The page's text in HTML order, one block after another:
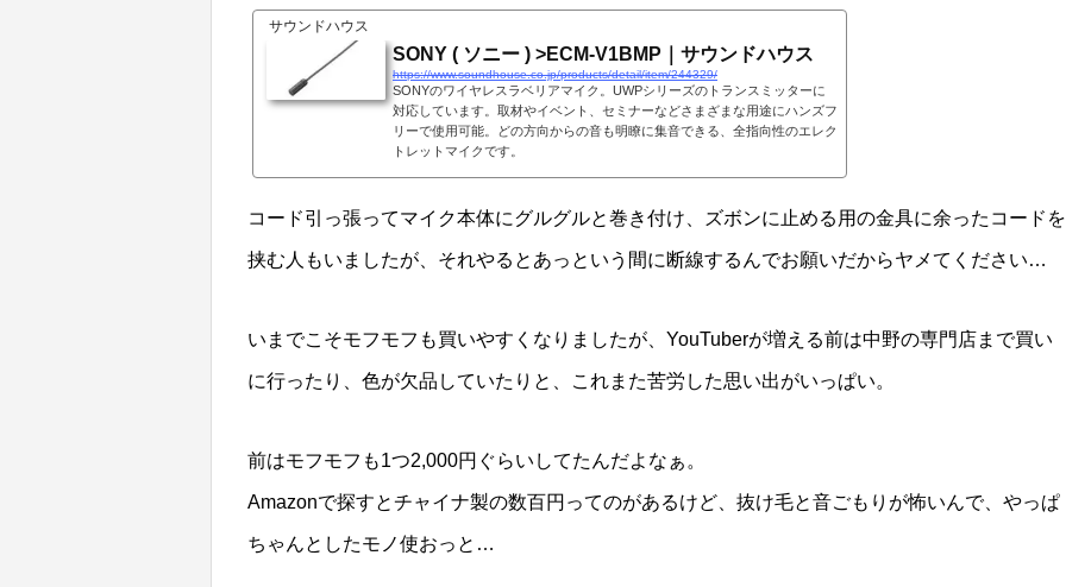
サウンドハウス
SONY ( ソニー ) >ECM-V1BMP｜サウンドハウス
https://www.soundhouse.co.jp/products/detail/item/244329/
SONYのワイヤレスラベリアマイク。UWPシリーズのトランスミッターに
対応しています。取材やイベント、セミナーなどさまざまな用途にハンズフ
リーで使用可能。どの方向からの音も明瞭に集音できる、全指向性のエレク
トレットマイクです。
コード引っ張ってマイク本体にグルグルと巻き付け、ズボンに止める用の金具に余ったコードを
挟む人もいましたが、それやるとあっという間に断線するんでお願いだからヤメてください…
いまでこそモフモフも買いやすくなりましたが、YouTuberが増える前は中野の専門店まで買い
に行ったり、色が欠品していたりと、これまた苦労した思い出がいっぱい。
前はモフモフも1つ2,000円ぐらいしてたんだよなぁ。
Amazonで探すとチャイナ製の数百円ってのがあるけど、抜け毛と音ごもりが怖いんで、やっぱ
ちゃんとしたモノ使おっと…